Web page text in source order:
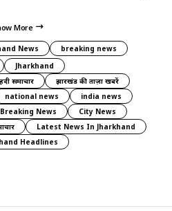
More
News
breaking news
Jharkhand
हिंदी समाचार
झारखंड की ताज़ा खबरें
national news
india news
News
City News
Latest News In Jharkhand
Headlines